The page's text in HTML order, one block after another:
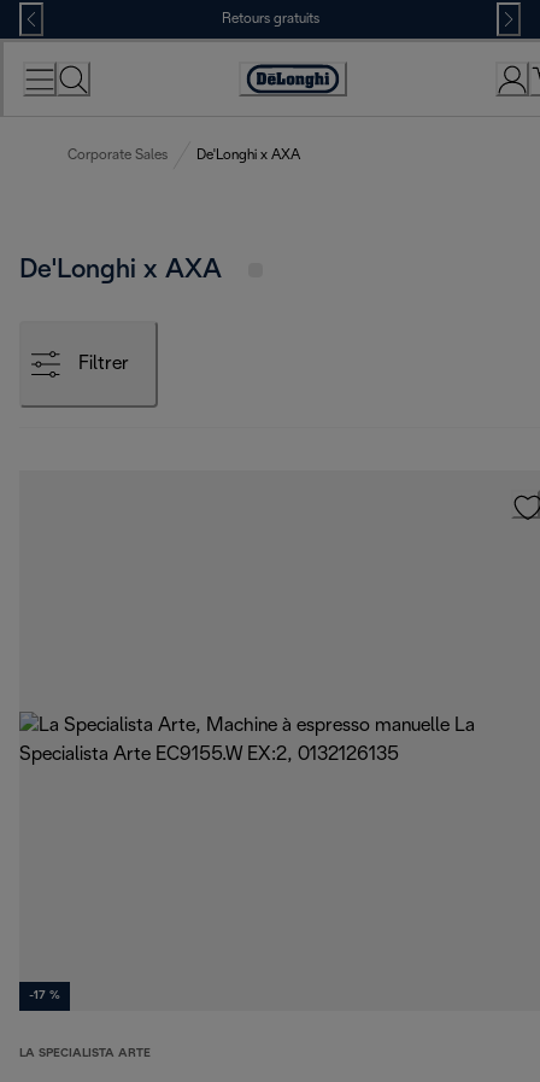
Skip
to
Content
Retours gratuits
Déclaration
Corporate Sales De'Longhi x AXA
De'Longhi x AXA
Filtrer
-17 %
LA SPECIALISTA ARTE